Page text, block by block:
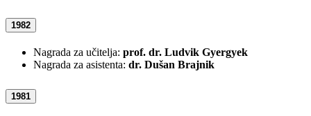
1982
Nagrada za učitelja: prof. dr. Ludvik Gyergyek
Nagrada za asistenta: dr. Dušan Brajnik
1981